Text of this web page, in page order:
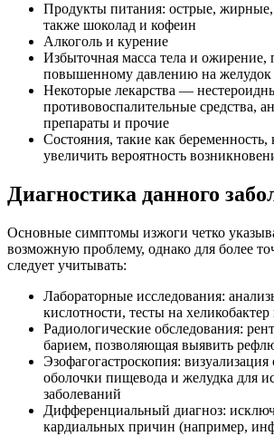
Продукты питания: острые,
также шоколад и кофеин
Алкоголь и курение
Избыточная масса тела и ожирение,
повышенному давлению на желудок
Некоторые лекарства —
противовоспалительные средства,
препараты и прочие
Состояния, такие как беременность,
увеличить вероятность
Диагностика данного
Основные симптомы изжоги четко
возможную проблему, однако для более
следует учитывать:
Лабораторные исследования:
кислотности, тесты на
Радиологические обследования:
барием, позволяющая выявить
Эзофагогастроскопия: визуализация
оболочки пищевода и желудка для
заболеваний
Дифференциальный диагноз:
кардиальных причин (например,